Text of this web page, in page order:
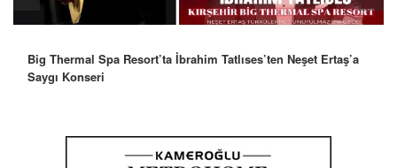
Robbie Williams’tan İstanbul’a Mesaj: “Unutulmaz Bir Gece
Olacak”